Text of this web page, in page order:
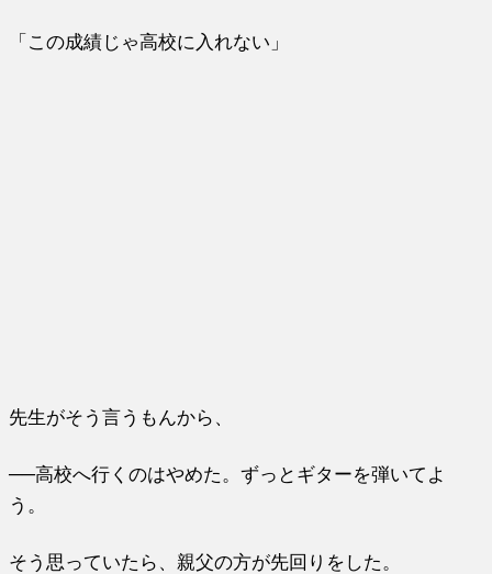
「この成績じゃ高校に入れない」
先生がそう言うもんから、
──高校へ行くのはやめた。ずっとギターを弾いてよ
う。
そう思っていたら、親父の方が先回りをした。